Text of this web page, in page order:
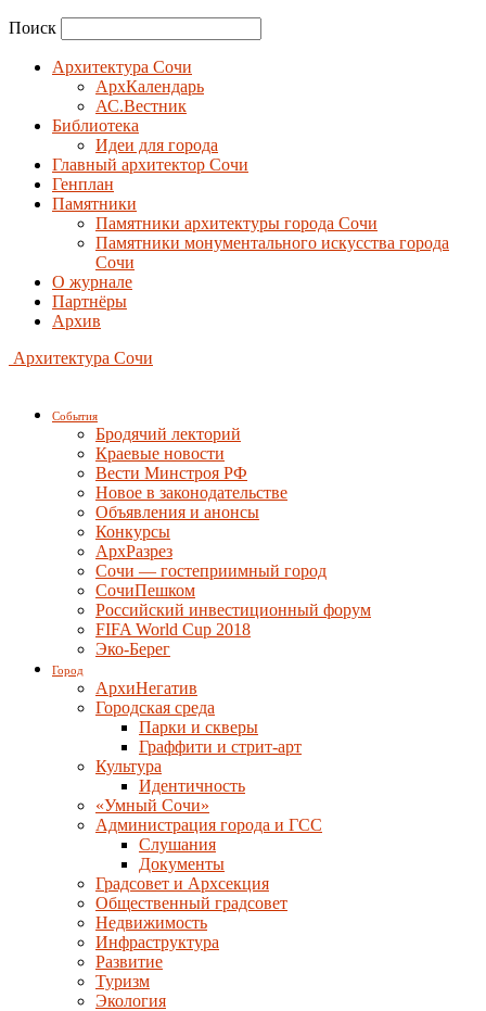
Поиск
Архитектура Сочи
АрхКалендарь
АС.Вестник
Библиотека
Идеи для города
Главный архитектор Сочи
Генплан
Памятники
Памятники архитектуры города Сочи
Памятники монументального искусства города
Сочи
О журнале
Партнёры
Архив
Архитектура Сочи
События
Бродячий лекторий
Краевые новости
Вести Минстроя РФ
Новое в законодательстве
Объявления и анонсы
Конкурсы
АрхРазрез
Сочи — гостеприимный город
СочиПешком
Российский инвестиционный форум
FIFA World Cup 2018
Эко-Берег
Город
АрхиНегатив
Городская среда
Парки и скверы
Граффити и стрит-арт
Культура
Идентичность
«Умный Сочи»
Администрация города и ГСС
Слушания
Документы
Градсовет и Архсекция
Общественный градсовет
Недвижимость
Инфраструктура
Развитие
Туризм
Экология